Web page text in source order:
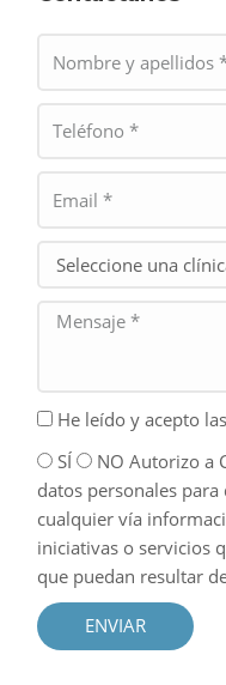
He leído y acepto las
SÍ
NO Autorizo a
datos personales
cualquier vía
iniciativas o servicios
que puedan resultar
ENVIAR